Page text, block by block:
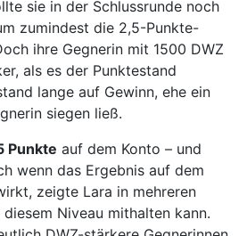
sie in der Schlussrunde noch
zumindest die 2,5-Punkte-
ihre Gegnerin mit 1500 DWZ
als es der Punktestand
lange auf Gewinn, ehe ein
siegen ließ.
Punkte auf dem Konto – und
wenn das Ergebnis auf dem
zeigte Lara in mehreren
diesem Niveau mithalten kann.